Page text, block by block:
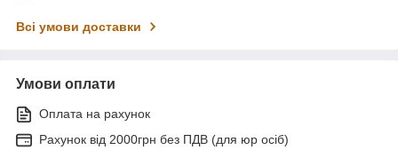
Всі умови доставки
Умови оплати
Оплата на рахунок
Рахунок від 2000грн без ПДВ (для юр осіб)